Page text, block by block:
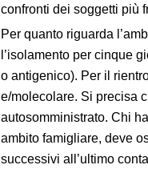
confronti dei soggetti più
Per quanto riguarda
l’isolamento per cinque
o antigenico). Per il
e/molecolare. Si precisa
autosomministrato. Chi
ambito famigliare, deve
successivi all’ultimo